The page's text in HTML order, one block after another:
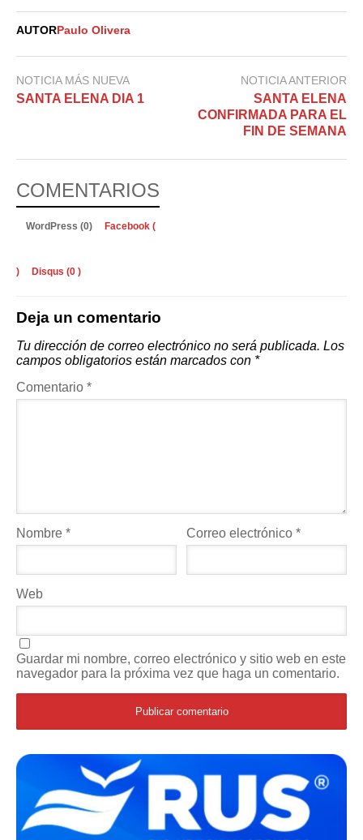
AUTOR Paulo Olivera
NOTICIA MÁS NUEVA
SANTA ELENA DIA 1
NOTICIA ANTERIOR
SANTA ELENA
CONFIRMADA PARA EL
FIN DE SEMANA
COMENTARIOS
WordPress (0) Facebook (
) Disqus (0 )
Deja un comentario
Tu dirección de correo electrónico no será publicada. Los
campos obligatorios están marcados con *
Comentario *
Nombre * Correo electrónico*
Web
Guardar mi nombre, correo electrónico y sitio web en este
navegador para la próxima vez que haga un comentario.